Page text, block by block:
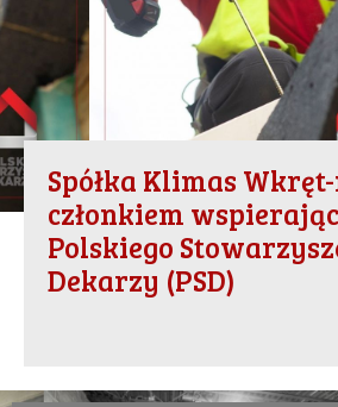
Spółka Klimas
członkiem
Polskiego
Dekarzy (PSD)